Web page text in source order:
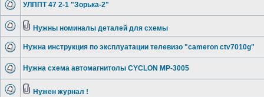
УЛППТ 47 2-1 "Зорька-2"
Нужны номиналы деталей для схемы
Нужна инструкция по эксплуатации телевизо "cameron ctv7010g"
Нужна схема автомагнитолы CYCLON MP-3005
Нужен журнал !